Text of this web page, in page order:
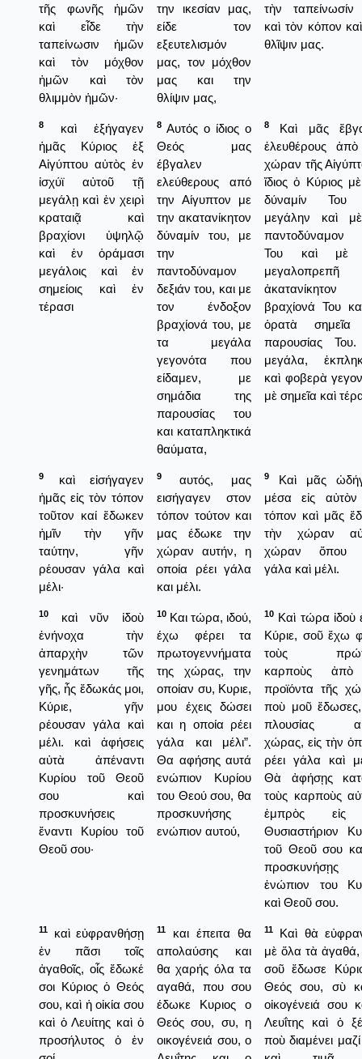
τῆς φωνῆς ἡμῶν
καὶ εἶδε τὴν
ταπείνωσιν ἡμῶν
καὶ τὸν μόχθον
ἡμῶν καὶ τὸν
θλιμμὸν ἡμῶν·
την ικεσίαν μας,
είδε τον
εξευτελισμόν
μας, τον μόχθον
μας και την
θλίψιν μας,
τὴν
καὶ τὸν κόπον
θλῖψιν μας.
8
καὶ ἐξήγαγεν
ἡμᾶς Κύριος ἐξ
Αἰγύπτου αὐτὸς ἐν
ἰσχύϊ αὐτοῦ τῇ
μεγάλῃ καὶ ἐν χειρὶ
κραταιᾷ καὶ
βραχίονι ὑψηλῷ
καὶ ἐν ὁράμασι
μεγάλοις καὶ ἐν
σημείοις καὶ ἐν
τέρασι
8 Αυτός ο ίδιος ο
Θεός μας
έβγαλεν
ελεύθερους από
την Αίγυπτον με
την ακατανίκητον
δύναμίν του, με
την
παντοδύναμον
δεξιάν του, και με
τον ένδοξον
βραχίονά του, με
τα μεγάλα
γεγονότα που
είδαμεν, με
σημάδια της
παρουσίας του
και καταπληκτικά
θαύματα,
8
Καὶ μᾶς
ἐλευθέρους
χώραν τῆς
ἴδιος ὁ Κύριος
δύναμίν Του
μεγάλην καὶ
παντοδύναμον
Του καὶ μὲ
μεγαλοπρεπῆ
ἀκατανίκητον
βραχίονά Του
ὁρατὰ σημεῖα
παρουσίας
μεγάλα,
καὶ φοβερὰ
μὲ σημεῖα καὶ
9
καὶ εἰσήγαγεν
ἡμᾶς εἰς τὸν τόπον
τοῦτον καί ἔδωκεν
ἡμῖν τὴν γῆν
ταύτην, γῆν
ρέουσαν γάλα καὶ
μέλι·
9
αυτός, μας
εισήγαγεν στον
τόπον τούτον και
μας έδωκε την
χώραν αυτήν, η
οποία ρέει γάλα
και μέλι.
9
Καὶ μᾶς
μέσα εἰς αὐτὸν
τόπον καὶ μᾶς
τὴν χώραν
χώραν ὅπου
γάλα καὶ μέλι.
10
καὶ νῦν ἰδοὺ
ἐνήνοχα τὴν
ἀπαρχὴν τῶν
γενημάτων τῆς
γῆς, ἧς ἔδωκάς μοι,
Κύριε, γῆν
ρέουσαν γάλα καὶ
μέλι. καὶ ἀφήσεις
αὐτὰ ἀπέναντι
Κυρίου τοῦ Θεοῦ
σου καὶ
προσκυνήσεις
ἔναντι Κυρίου τοῦ
Θεοῦ σου·
10 Και τώρα, ιδού,
έχω φέρει τα
πρωτογεννήματα
της χώρας, την
οποίαν συ, Κυριε,
μου έχεις δώσει
και η οποία ρέει
γάλα και μέλι”.
Θα αφήσης αυτά
ενώπιον Κυρίου
του Θεού σου, θα
προσκυνήσης
ενώπιον αυτού,
10 Καὶ τώρα ἰδοὺ
Κύριε, σοῦ ἔχω
τοὺς
καρποὺς
προϊόντα τῆς
ποὺ μοῦ
πλουσίας
χώρας, εἰς τὴν
ρέει γάλα καὶ
Θὰ ἀφήσῃς
τοὺς καρποὺς
ἐμπρὸς
Θυσιαστήριον
τοῦ Θεοῦ σου
προσκυνήσῃς
ἐνώπιον του
καὶ Θεοῦ σου.
11
καὶ εὐφρανθήσῃ
ἐν πᾶσι τοῖς
ἀγαθοῖς, οἷς ἔδωκέ
σοι Κύριος ὁ Θεός
σου, καὶ ἡ οἰκία σου
καὶ ὁ Λευίτης καὶ ὁ
προσήλυτος ὁ ἐν
11
και έπειτα θα
απολαύσης και
θα χαρής όλα τα
αγαθά, που σου
έδωκε Κυριος ο
Θεός σου, συ, η
οικογένειά σου, ο
11
Καὶ θὰ
μὲ ὅλα τὰ
σοῦ ἔδωσε
Θεός σου, σὺ
οἰκογένειά σου
Λευΐτης καὶ ὁ
ποὺ διαμένει